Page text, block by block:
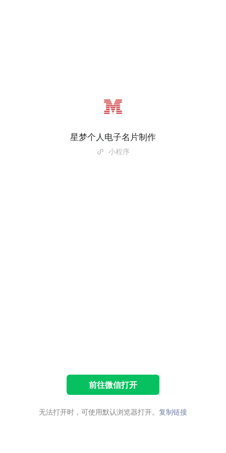
星梦个人电子名片制作
小程序
前往微信打开
无法打开时，可使用默认浏览器打开。 复制链接